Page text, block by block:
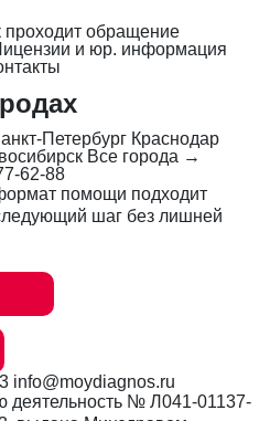
проходит обращение
и юр. информация
Петербург Краснодар
Все города →
62-88
помощи подходит
шаг без лишней
info@moydiagnos.ru
деятельность № Л041-01137-